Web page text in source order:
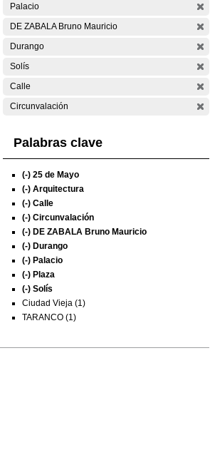
Palacio
DE ZABALA Bruno Mauricio
Durango
Solís
Calle
Circunvalación
Palabras clave
(-) 25 de Mayo
(-) Arquitectura
(-) Calle
(-) Circunvalación
(-) DE ZABALA Bruno Mauricio
(-) Durango
(-) Palacio
(-) Plaza
(-) Solís
Ciudad Vieja (1)
TARANCO (1)